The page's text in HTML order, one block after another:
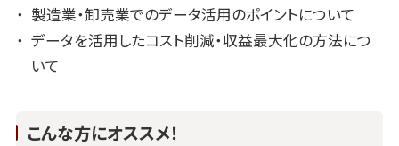
製造業・卸売業でのデータ活用のポイントについて
データを活用したコスト削減・収益最大化の方法につ
いて
こんな方にオススメ！